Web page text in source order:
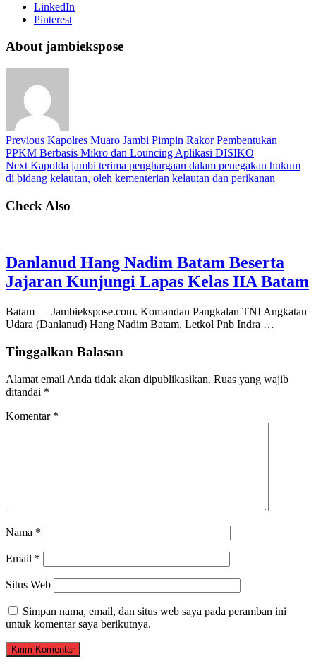
LinkedIn
Pinterest
About jambiekspose
Previous Kapolres Muaro Jambi Pimpin Rakor Pembentukan
PPKM Berbasis Mikro dan Louncing Aplikasi DISIKO
Next Kapolda jambi terima penghargaan dalam penegakan hukum
di bidang kelautan, oleh kementerian kelautan dan perikanan
Check Also
Danlanud Hang Nadim Batam Beserta
Jajaran Kunjungi Lapas Kelas IIA Batam
Batam — Jambiekspose.com. Komandan Pangkalan TNI Angkatan
Udara (Danlanud) Hang Nadim Batam, Letkol Pnb Indra …
Tinggalkan Balasan
Alamat email Anda tidak akan dipublikasikan. Ruas yang wajib
ditandai *
Komentar *
Nama *
Email *
Situs Web
Simpan nama, email, dan situs web saya pada peramban ini
untuk komentar saya berikutnya.